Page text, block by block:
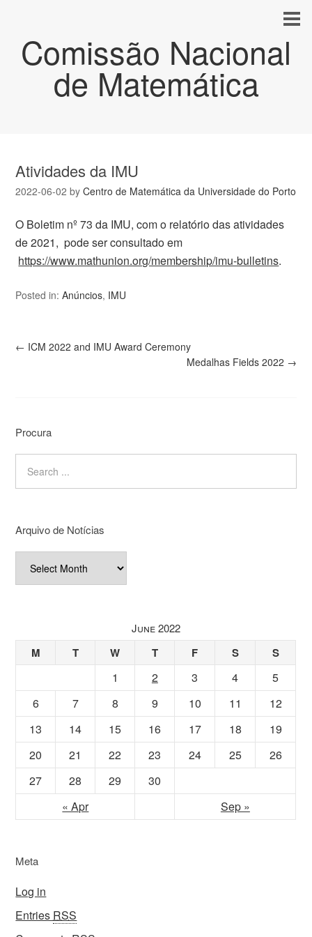
Comissão Nacional
de Matemática
Atividades da IMU
2022-06-02 byCentro de Matemática da Universidade do Porto
O Boletim nº 73 da IMU, com o relatório das atividades
de 2021, pode ser consultado em
https://www.mathunion.org/membership/imu-bulletins.
Posted in:Anúncios, IMU
← ICM 2022 and IMU Award Ceremony
Medalhas Fields 2022 →
Procura
Arquivo de Notícias
June 2022
M T W T F S S
« Apr Sep »
1 2 3 4
5
6
7 8 9 10 11
12
13
14 15 16 17 18
19
20
21 22 23 24 25
26
27
28 29 30
Meta
Log in
Entries RSS